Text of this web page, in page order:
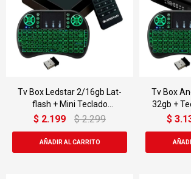
Tv Box Ledstar 2/16gb Lat-
flash + Mini Teclado
Inalámbrico
$ 2.199 $ 2.299
Tv Box
32gb +
$